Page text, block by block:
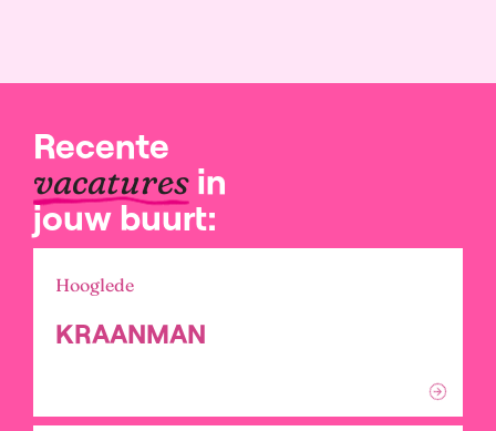
Recente
vacatures in
jouw buurt:
Hooglede
KRAANMAN